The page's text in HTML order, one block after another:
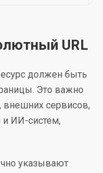
URL
должен быть
Это важно
внешних сервисов,
и ИИ-систем,
указывают